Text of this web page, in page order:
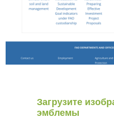
Загрузите
эмблемы